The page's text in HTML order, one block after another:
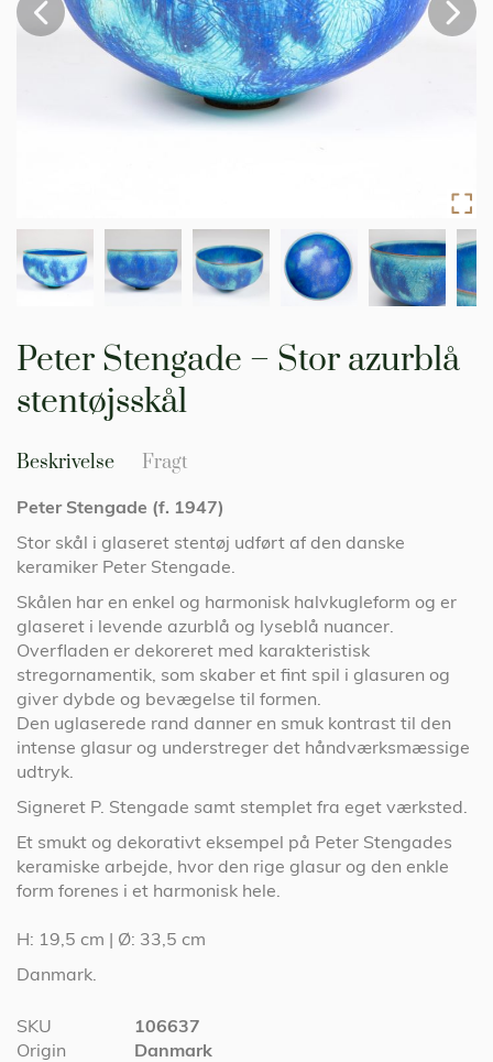
Peter Stengade – Stor azurblå
stentøjsskål
Beskrivelse
Peter Stengade (f. 1947)
Stor skål i glaseret stentøj udført af den danske
keramiker Peter Stengade.
Skålen har en enkel og harmonisk halvkugleform og er
glaseret i levende azurblå og lyseblå nuancer.
Overfladen er dekoreret med karakteristisk
stregornamentik, som skaber et fint spil i glasuren og
giver dybde og bevægelse til formen.
Den uglaserede rand danner en smuk kontrast til den
intense glasur og understreger det håndværksmæssige
udtryk.
Signeret P. Stengade samt stemplet fra eget værksted.
Et smukt og dekorativt eksempel på Peter Stengades
keramiske arbejde, hvor den rige glasur og den enkle
form forenes i et harmonisk hele.
H: 19,5 cm | Ø: 33,5 cm
Danmark.
Specifikationer
SKU
106637
Origin
Danmark
Fragt
starten
billedgalleriet